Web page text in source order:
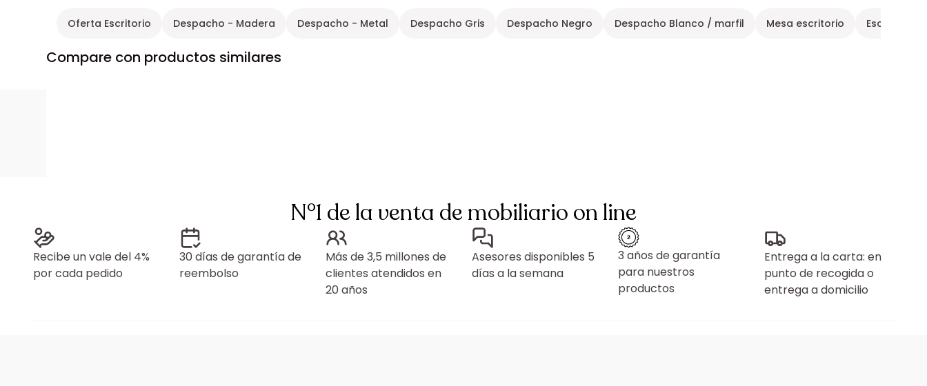
Oferta Escritorio Despacho - Madera Despacho - Metal Despacho Gris Despacho Negro Despacho Blanco / marfil Mesa escritorio Escritorio
Compare con productos similares
N°1 de la venta de mobiliario on line
Recibe un vale del 4%
por cada pedido
30 días de garantía de
reembolso
Más de 3,5 millones de
clientes atendidos en
20 años
Asesores disponibles 5
días a la semana
3 años de garantía
para nuestros
productos
Entrega a la carta: en
punto de recogida o
entrega a domicilio